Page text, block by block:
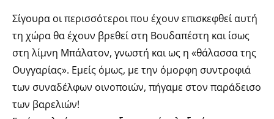
Σίγουρα οι περισσότεροι που έχουν επισκεφθεί αυτή
τη χώρα θα έχουν βρεθεί στη Βουδαπέστη και ίσως
στη λίμνη Μπάλατον, γνωστή και ως η «θάλασσα της
Ουγγαρίας». Εμείς όμως, με την όμορφη συντροφιά
των συναδέλφων οινοποιών, πήγαμε στον παράδεισο
των βαρελιών!